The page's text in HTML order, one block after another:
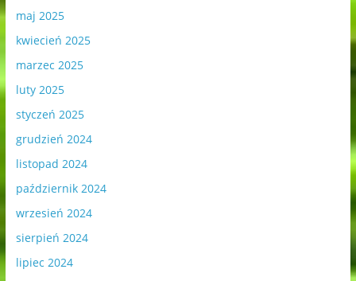
maj 2025
kwiecień 2025
marzec 2025
luty 2025
styczeń 2025
grudzień 2024
listopad 2024
październik 2024
wrzesień 2024
sierpień 2024
lipiec 2024